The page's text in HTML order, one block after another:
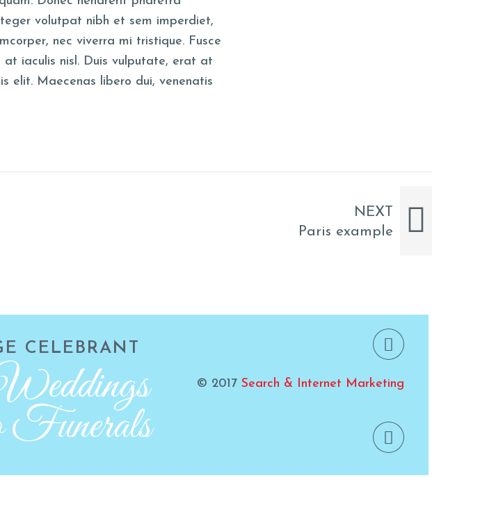
volutpat nibh et sem imperdiet,
nec viverra mi tristique. Fusce
at iaculis nisl. Duis vulputate, erat at
elit. Maecenas libero dui, venenatis
NEXT
Paris example
CELEBRANT
© 2017 Search & Internet Marketing